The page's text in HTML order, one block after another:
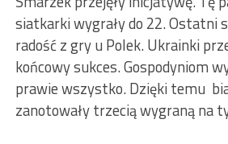
siatkarki wygrały do 22. Ostatni
radość z gry u Polek. Ukrainki
końcowy sukces. Gospodyniom
prawie wszystko. Dzięki temu
zanotowały trzecią wygraną na